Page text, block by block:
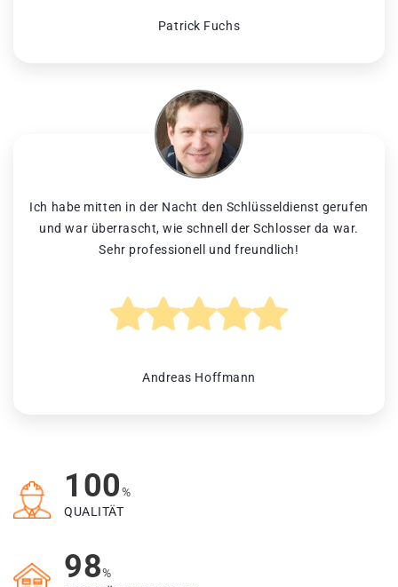
Patrick Fuchs
Ich habe mitten in der Nacht den Schlüsseldienst gerufen
und war überrascht, wie schnell der Schlosser da war.
Sehr professionell und freundlich!
Andreas Hoffmann
100%
QUALITÄT
98%